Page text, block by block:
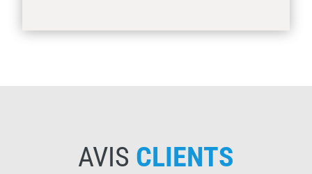
AVIS CLIENTS